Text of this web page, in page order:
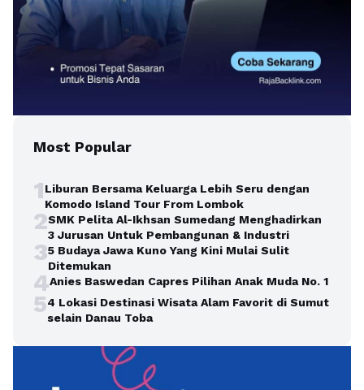
Most Popular
1Liburan Bersama Keluarga Lebih Seru dengan
Komodo Island Tour From Lombok
2SMK Pelita Al-Ikhsan Sumedang Menghadirkan
3 Jurusan Untuk Pembangunan & Industri
35 Budaya Jawa Kuno Yang Kini Mulai Sulit
Ditemukan
4Anies Baswedan Capres Pilihan Anak Muda No. 1
54 Lokasi Destinasi Wisata Alam Favorit di Sumut
selain Danau Toba